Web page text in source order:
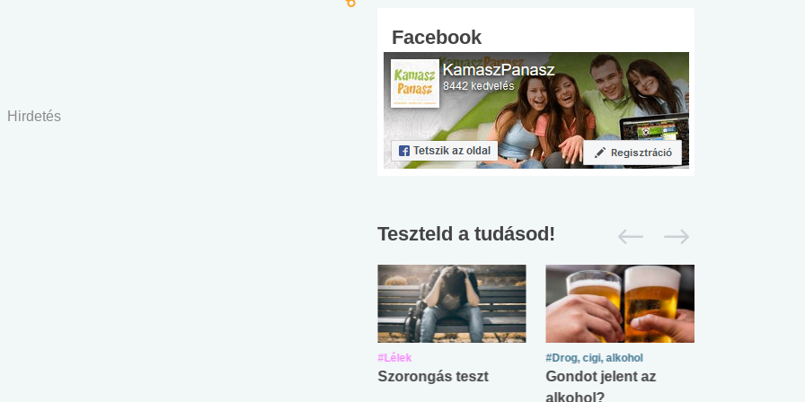
Hirdetés
Facebook
Teszteld a tudásod!
#Lélek
Szorongás teszt
#Drog, cigi, alkohol
Gondot jelent az
alkohol?